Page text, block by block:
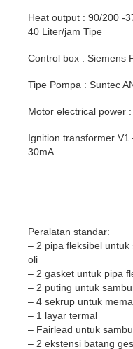
Heat output : 90/200 -
40 Liter/jam Tipe
Control box : Siemens
Tipe Pompa : Suntec
Motor electrical power
Ignition transformer
30mA
Peralatan standar:
– 2 pipa fleksibel
oli
– 2 gasket untuk pipa
– 2 puting untuk
– 4 sekrup untuk
– 1 layar termal
– Fairlead untuk
– 2 ekstensi batang